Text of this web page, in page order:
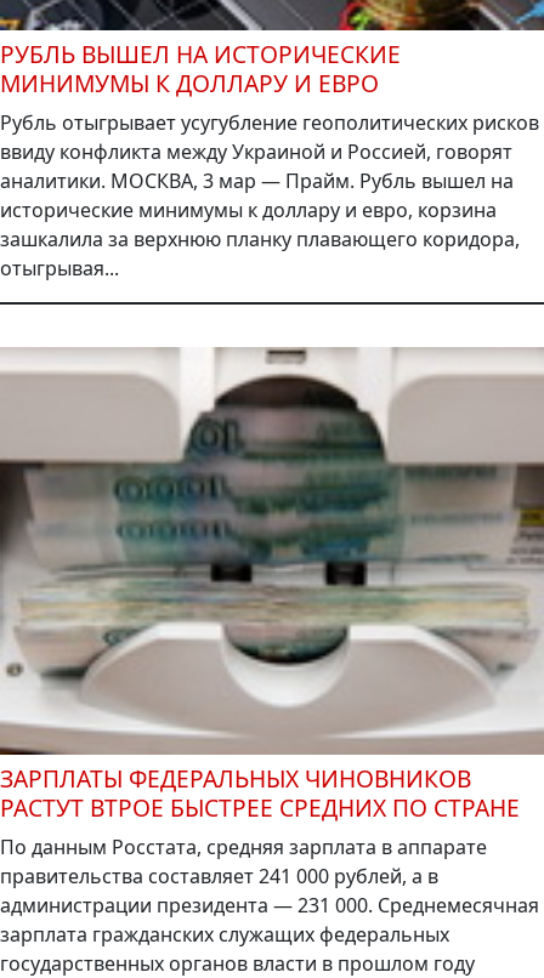
РУБЛЬ ВЫШЕЛ НА ИСТОРИЧЕСКИЕ
МИНИМУМЫ К ДОЛЛАРУ И ЕВРО
Рубль отыгрывает усугубление геополитических рисков
ввиду конфликта между Украиной и Россией, говорят
аналитики. МОСКВА, 3 мар — Прайм. Рубль вышел на
исторические минимумы к доллару и евро, корзина
зашкалила за верхнюю планку плавающего коридора,
отыгрывая...
ЗАРПЛАТЫ ФЕДЕРАЛЬНЫХ ЧИНОВНИКОВ
РАСТУТ ВТРОЕ БЫСТРЕЕ СРЕДНИХ ПО СТРАНЕ
По данным Росстата, средняя зарплата в аппарате
правительства составляет 241 000 рублей, а в
администрации президента — 231 000. Среднемесячная
зарплата гражданских служащих федеральных
государственных органов власти в прошлом году